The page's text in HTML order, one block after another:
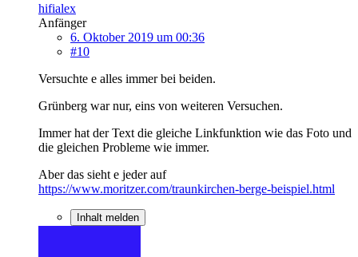
hifialex
Anfänger
6. Oktober 2019 um 00:36
#10
Versuchte e alles immer bei beiden.
Grünberg war nur, eins von weiteren Versuchen.
Immer hat der Text die gleiche Linkfunktion wie das Foto und
die gleichen Probleme wie immer.
Aber das sieht e jeder auf
https://www.moritzer.com/traunkirchen-berge-beispiel.html
Inhalt melden